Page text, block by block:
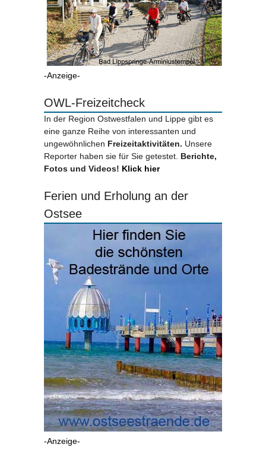
-Anzeige-
OWL-Freizeitcheck
In der Region Ostwestfalen und Lippe gibt es
eine ganze Reihe von interessanten und
ungewöhnlichen Freizeitaktivitäten. Unsere
Reporter haben sie für Sie getestet. Berichte,
Fotos und Videos! Klick hier
Ferien und Erholung an der
Ostsee
-Anzeige-